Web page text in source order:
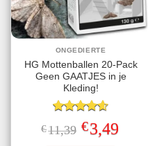
ONGEDIERTE
HG Mottenballen 20-Pack
Geen GAATJES in je
Kleding!
Gewaardeerd
4.63uit 5
€11,39 Oorspronkelijke
prijs
€3,49Huidige
prijs